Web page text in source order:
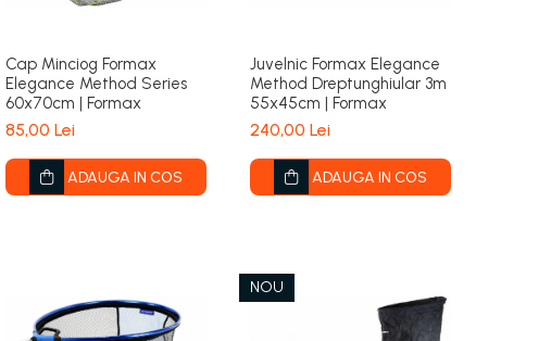
Cap Minciog Formax
Elegance Method Series
60x70cm | Formax
85,00 Lei
ADAUGA IN COS
Juvelnic Formax Elegance
Method Dreptunghiular 3m
55x45cm | Formax
240,00 Lei
ADAUGA IN COS
NOU